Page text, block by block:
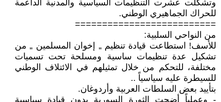
وتشكلت عشرت التنظيمات السياسية والمدنية الداعمة
للحراك الجماهيري الوطني.
==========================
من النواحي السلبية:
للأسف! استطاعت قيادة تنظيم „ إخوان المسلمين „ من
تشكيل عدة تنظيمات ساسية ومسلحة تحت تسميات
مختلفة، للتحكم من خلال تمثيلهم في الائتلاف الوطني
للسيطرة عليه سياسياً ..
بتأييد بعض السلطات العربية وأردوغان.
- وعملياً أضحت الثورة السورية بدون قيادة سياسية